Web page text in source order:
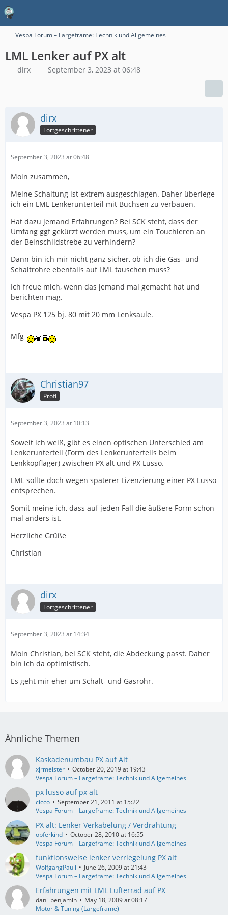
Vespa Forum – Largeframe: Technik und Allgemeines
LML Lenker auf PX alt
dirx September 3, 2023 at 06:48
dirx
Fortgeschrittener
September 3, 2023 at 06:48
Moin zusammen,
Meine Schaltung ist extrem ausgeschlagen. Daher überlege
ich ein LML Lenkerunterteil mit Buchsen zu verbauen.
Hat dazu jemand Erfahrungen? Bei SCK steht, dass der
Umfang ggf gekürzt werden muss, um ein Touchieren an
der Beinschildstrebe zu verhindern?
Dann bin ich mir nicht ganz sicher, ob ich die Gas- und
Schaltrohre ebenfalls auf LML tauschen muss?
Ich freue mich, wenn das jemand mal gemacht hat und
berichten mag.
Vespa PX 125 bj. 80 mit 20 mm Lenksäule.
Mfg
Christian97
Profi
September 3, 2023 at 10:13
Soweit ich weiß, gibt es einen optischen Unterschied am
Lenkerunterteil (Form des Lenkerunterteils beim
Lenkkopflager) zwischen PX alt und PX Lusso.
LML sollte doch wegen späterer Lizenzierung einer PX Lusso
entsprechen.
Somit meine ich, dass auf jeden Fall die äußere Form schon
mal anders ist.
Herzliche Grüße
Christian
dirx
Fortgeschrittener
September 3, 2023 at 14:34
Moin Christian, bei SCK steht, die Abdeckung passt. Daher
bin ich da optimistisch.
Es geht mir eher um Schalt- und Gasrohr.
Ähnliche Themen
Kaskadenumbau PX auf Alt
xjrmeister
October 20, 2019 at 19:43
Vespa Forum – Largeframe: Technik und Allgemeines
px lusso auf px alt
cicco
September 21, 2011 at 15:22
Vespa Forum – Largeframe: Technik und Allgemeines
PX alt: Lenker Verkabelung / Verdrahtung
opferkind
October 28, 2010 at 16:55
Vespa Forum – Largeframe: Technik und Allgemeines
funktionsweise lenker verriegelung PX alt
WolfgangPauli
June 26, 2009 at 21:43
Vespa Forum – Largeframe: Technik und Allgemeines
Erfahrungen mit LML Lüfterrad auf PX
dani_benjamin
May 18, 2009 at 08:17
Motor & Tuning (Largeframe)